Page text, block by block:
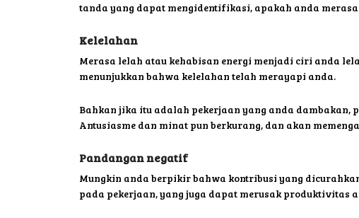
tanda yang dapat mengidentifikasi, apakah anda
Kelelahan
Merasa lelah atau kehabisan energi menjadi ciri anda
menunjukkan bahwa kelelahan telah merayapi anda.
Bahkan jika itu adalah pekerjaan yang anda dambakan,
Antusiasme dan minat pun berkurang, dan akan
Pandangan negatif
Mungkin anda berpikir bahwa kontribusi yang
pada pekerjaan, yang juga dapat merusak produktivitas